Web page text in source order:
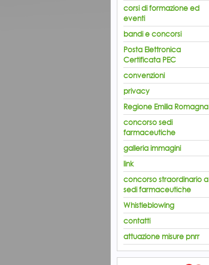
corsi di formazione ed
eventi
bandi e concorsi
Posta Elettronica
Certificata PEC
convenzioni
privacy
Regione Emilia Romagna
concorso sedi
farmaceutiche
galleria immagini
link
concorso straordinario a
sedi farmaceutiche
Whistleblowing
contatti
attuazione misure pnrr